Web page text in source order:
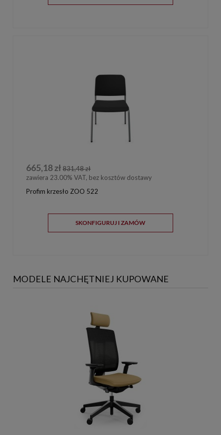
665,18 zł831,48 zł
zawiera 23.00% VAT, bez kosztów dostawy
Profim krzesło ZOO 522
SKONFIGURUJ I ZAMÓW
MODELE NAJCHĘTNIEJ KUPOWANE